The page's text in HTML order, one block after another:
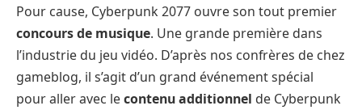
Pour cause, Cyberpunk 2077 ouvre son tout premier
concours de musique. Une grande première dans
l’industrie du jeu vidéo. D’après nos confrères de chez
gameblog, il s’agit d’un grand événement spécial
pour aller avec lecontenu additionnel de Cyberpunk